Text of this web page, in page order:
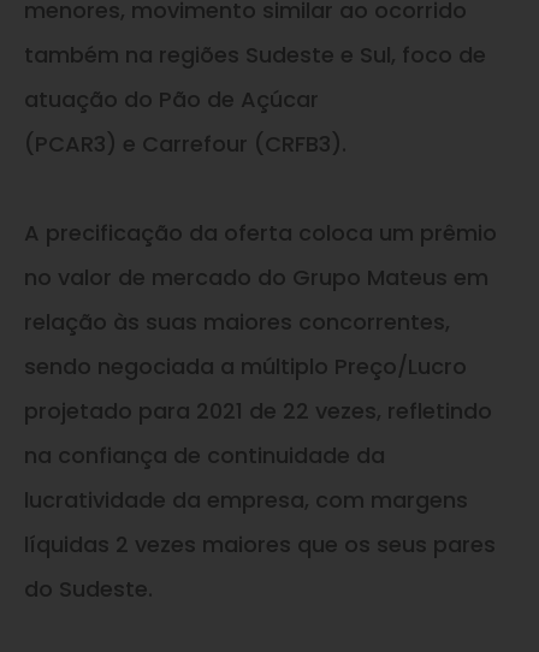
menores, movimento similar ao ocorrido
também na regiões Sudeste e Sul, foco de
atuação do Pão de Açúcar
(PCAR3) e Carrefour (CRFB3).
A precificação da oferta coloca um prêmio
no valor de mercado do Grupo Mateus em
relação às suas maiores concorrentes,
sendo negociada a múltiplo Preço/Lucro
projetado para 2021 de 22 vezes, refletindo
na confiança de continuidade da
lucratividade da empresa, com margens
líquidas 2 vezes maiores que os seus pares
do Sudeste.